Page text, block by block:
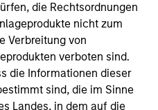
die Rechtsordnungen
nicht zum
Verbreitung von
verboten sind.
die Informationen dieser
sind, die im Sinne
Landes, in dem auf die
is provided for informational
There is no guarantee that
in positive performance
well in the future (for
and service marks above
owners. The information
sponsored, or
By clicking on any